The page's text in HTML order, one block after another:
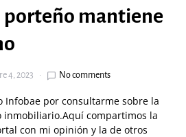
mantiene
4, 2023 No comments
Infobae por consultarme sobre la
compartimos la
con mi opinión y la de otros